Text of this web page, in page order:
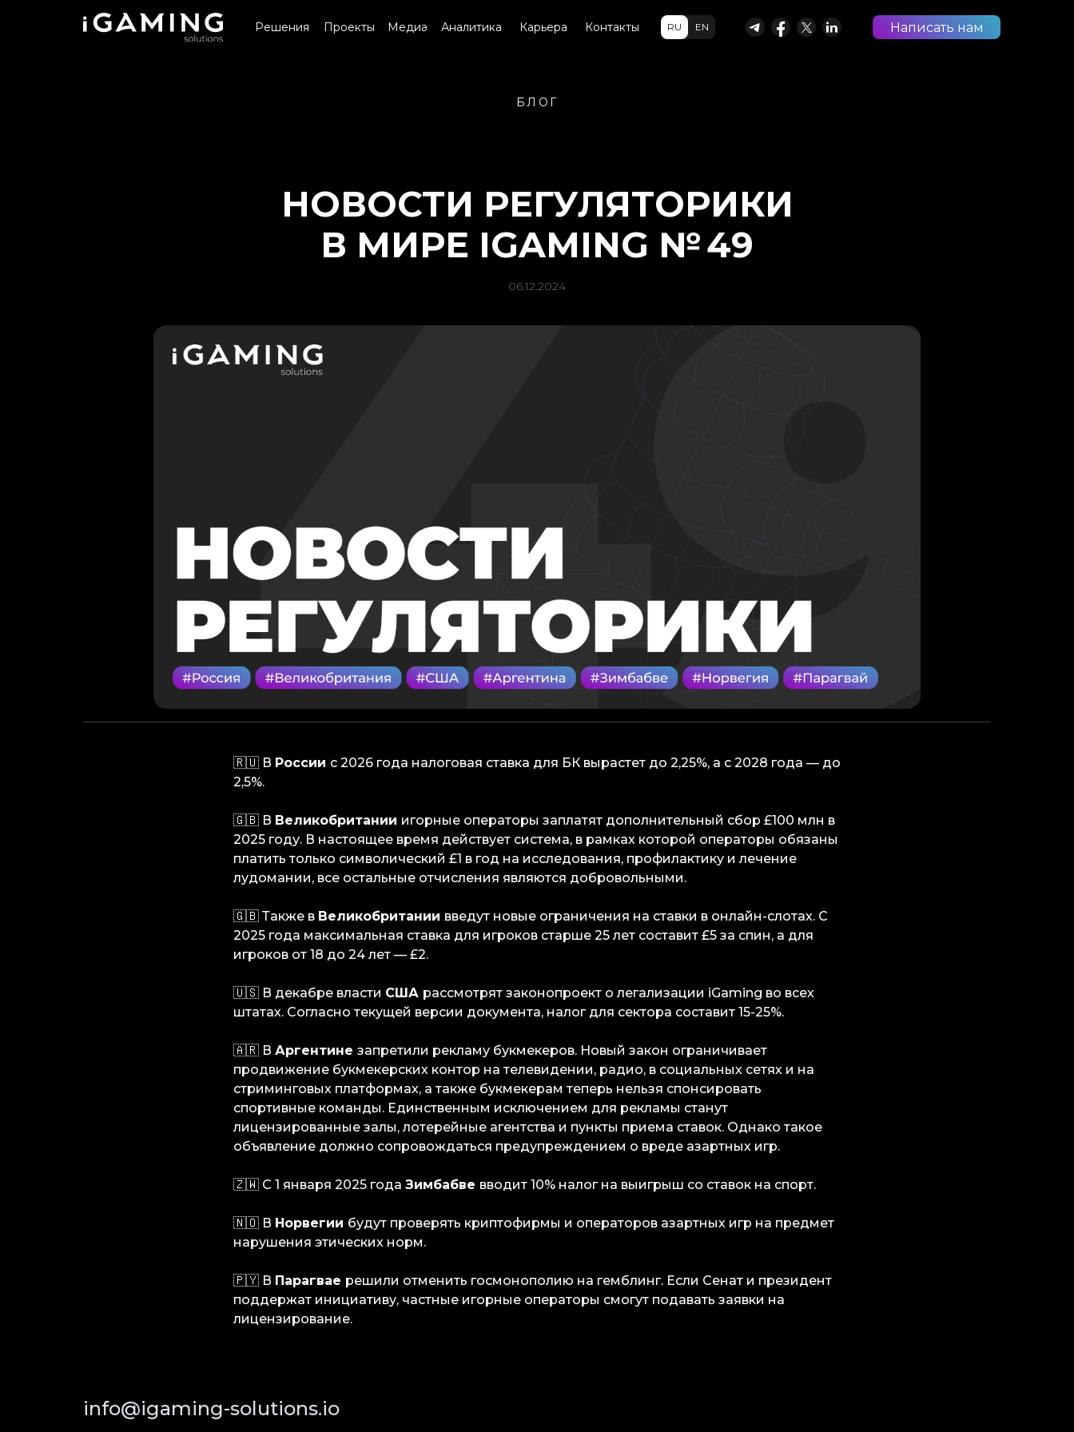
Написать нам
RU EN
Решения Проекты Медиа Аналитика Контакты
Карьера
БЛОГ
НОВОСТИ РЕГУЛЯТОРИКИ
В МИРЕ IGAMING № 49
06.12.2024
🇷🇺 В России с 2026 года налоговая ставка для БК вырастет до 2,25%, а с 2028 года — до
2,5%.
🇬🇧 В Великобритании игорные операторы заплатят дополнительный сбор £100 млн в
2025 году. В настоящее время действует система, в рамках которой операторы обязаны
платить только символический £1 в год на исследования, профилактику и лечение
лудомании, все остальные отчисления являются добровольными.
🇬🇧 Также в Великобритании введут новые ограничения на ставки в онлайн-слотах. С
2025 года максимальная ставка для игроков старше 25 лет составит £5 за спин, а для
игроков от 18 до 24 лет — £2.
🇺🇸 В декабре власти США рассмотрят законопроект о легализации iGaming во всех
штатах. Согласно текущей версии документа, налог для сектора составит 15-25%.
🇦🇷 В Аргентине запретили рекламу букмекеров. Новый закон ограничивает
продвижение букмекерских контор на телевидении, радио, в социальных сетях и на
стриминговых платформах, а также букмекерам теперь нельзя спонсировать
спортивные команды. Единственным исключением для рекламы станут
лицензированные залы, лотерейные агентства и пункты приема ставок. Однако такое
объявление должно сопровождаться предупреждением о вреде азартных игр.
🇿🇼 С 1 января 2025 года Зимбабве вводит 10% налог на выигрыш со ставок на спорт.
🇳🇴 В Норвегии будут проверять криптофирмы и операторов азартных игр на предмет
нарушения этических норм.
🇵🇾 В Парагвае решили отменить госмонополию на гемблинг. Если Сенат и президент
поддержат инициативу, частные игорные операторы смогут подавать заявки на
лицензирование.
info@igaming-solutions.io